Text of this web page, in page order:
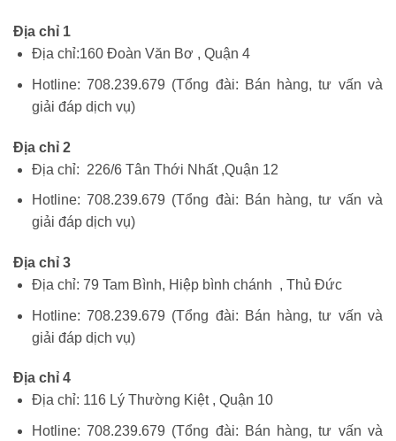
Địa chỉ 1
Địa chỉ:160 Đoàn Văn Bơ , Quận 4
Hotline: 708.239.679 (Tổng đài: Bán hàng, tư vấn và
giải đáp dịch vụ)
Địa chỉ 2
Địa chỉ: 226/6 Tân Thới Nhất ,Quận 12
Hotline: 708.239.679 (Tổng đài: Bán hàng, tư vấn và
giải đáp dịch vụ)
Địa chỉ 3
Địa chỉ: 79 Tam Bình, Hiệp bình chánh , Thủ Đức
Hotline: 708.239.679 (Tổng đài: Bán hàng, tư vấn và
giải đáp dịch vụ)
Địa chỉ 4
Địa chỉ: 116 Lý Thường Kiệt , Quận 10
Hotline: 708.239.679 (Tổng đài: Bán hàng, tư vấn và